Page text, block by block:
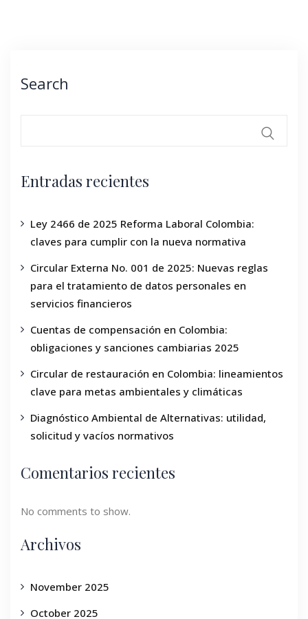
Search
Entradas recientes
Ley 2466 de 2025 Reforma Laboral Colombia:
claves para cumplir con la nueva normativa
Circular Externa No. 001 de 2025: Nuevas reglas
para el tratamiento de datos personales en
servicios financieros
Cuentas de compensación en Colombia:
obligaciones y sanciones cambiarias 2025
Circular de restauración en Colombia: lineamientos
clave para metas ambientales y climáticas
Diagnóstico Ambiental de Alternativas: utilidad,
solicitud y vacíos normativos
Comentarios recientes
No comments to show.
Archivos
November 2025
October 2025